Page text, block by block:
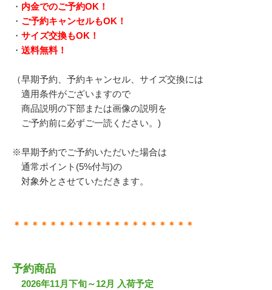
・ 内金でのご予約OK！
・ ご予約キャンセルもOK！
・ サイズ交換もOK！
・ 送料無料！
（早期予約、予約キャンセル、サイズ交換には
適用条件がございますので
商品説明の下部または画像の説明を
ご予約前に必ずご一読ください。)
※早期予約でご予約いただいた場合は
通常ポイント(5%付与)の
対象外とさせていただきます。
＊＊＊＊＊＊＊＊＊＊＊＊＊＊＊＊＊＊＊＊
予約商品
2026年11月下旬～12月 入荷予定